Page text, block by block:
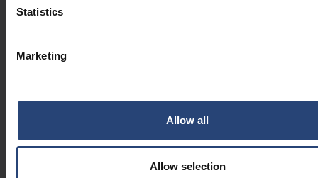
Statistics
Marketing
Allow all
Allow selection
materiale
2026.06.29
Cum pot producătorii să-și
regionalizeze operațiunile fără a